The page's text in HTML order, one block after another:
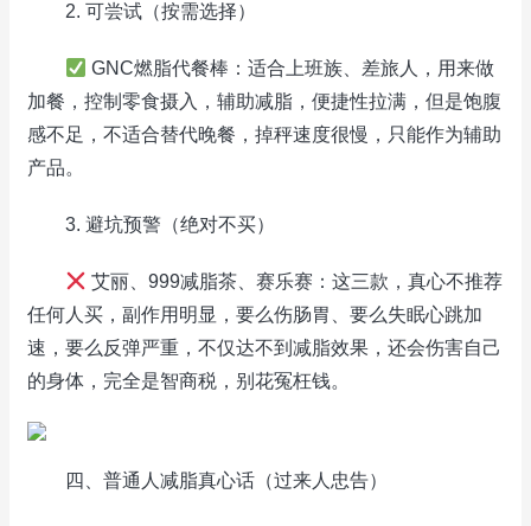
2. 可尝试（按需选择）
GNC燃脂代餐棒：适合上班族、差旅人，用来做
加餐，控制零食摄入，辅助减脂，便捷性拉满，但是饱腹
感不足，不适合替代晚餐，掉秤速度很慢，只能作为辅助
产品。
3. 避坑预警（绝对不买）
艾丽、999减脂茶、赛乐赛：这三款，真心不推荐
任何人买，副作用明显，要么伤肠胃、要么失眠心跳加
速，要么反弹严重，不仅达不到减脂效果，还会伤害自己
的身体，完全是智商税，别花冤枉钱。
四、普通人减脂真心话（过来人忠告）